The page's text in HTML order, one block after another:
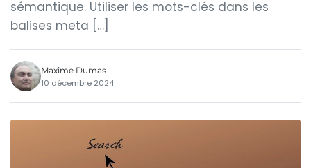
sémantique. Utiliser les mots-clés dans les
balises meta […]
Maxime Dumas
10 décembre 2024